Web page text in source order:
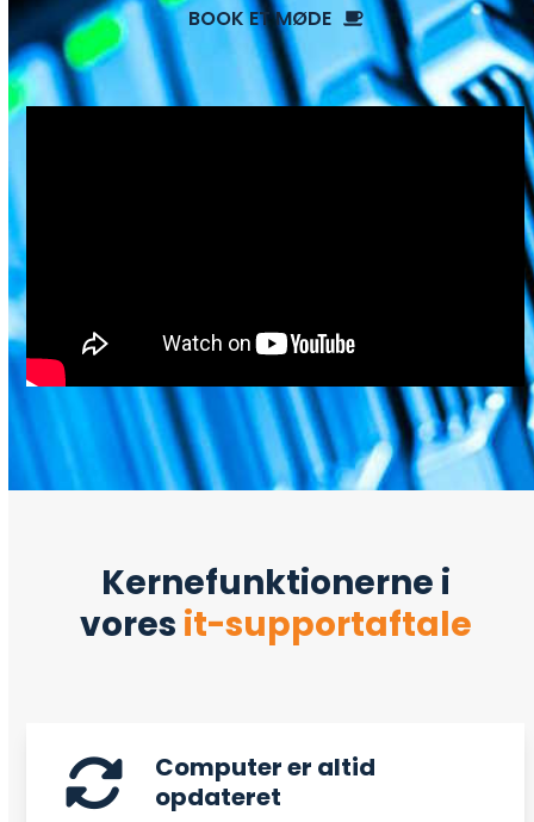
BOOK ET MØDE
Kernefunktionerne i
vores it-supportaftale
Computer er altid
opdateret